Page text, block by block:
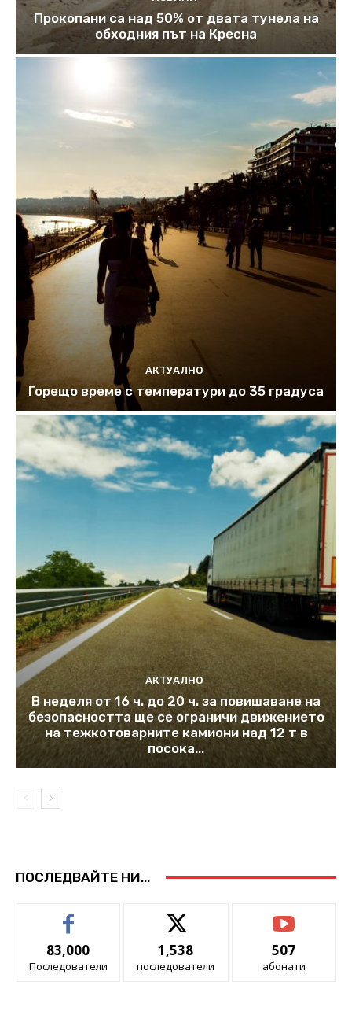
Прокопани са над 50% от двата тунела на
обходния път на Кресна
АКТУАЛНО
Горещо време с температури до 35 градуса
АКТУАЛНО
В неделя от 16 ч. до 20 ч. за повишаване на
безопасността ще се ограничи движението
на тежкотоварните камиони над 12 т в
посока...
ПОСЛЕДВАЙТЕ НИ...
83,000
Последователи
1,538
последователи
507
абонати